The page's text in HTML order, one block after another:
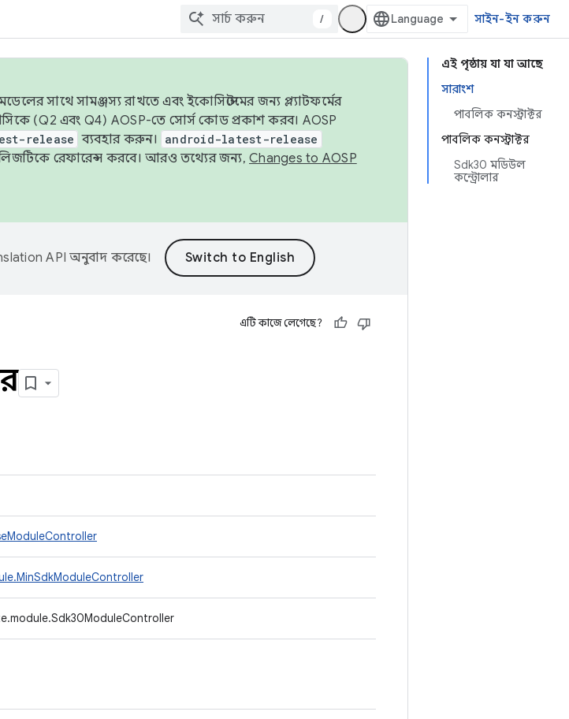
/ সাইন-ইন করুন
এই পৃষ্ঠায় যা যা আছে
সারাংশ
পাবলিক কনস্ট্রাক্টর
পাবলিক কনস্ট্রাক্টর
Sdk30 মডিউল
কন্ট্রোলার
সাথে সামঞ্জস্য রাখতে এবং ইকোসিস্টেমের জন্য প্ল্যাটফর্মের
(Q2 এবং Q4) AOSP-তে সোর্স কোড প্রকাশ করব। AOSP
release ব্যবহার করুন। android-latest-release
রেফারেন্স করবে। আরও তথ্যের জন্য, Changes to AOSP
API অনুবাদ করেছে।
এটি কাজে লেগেছে?